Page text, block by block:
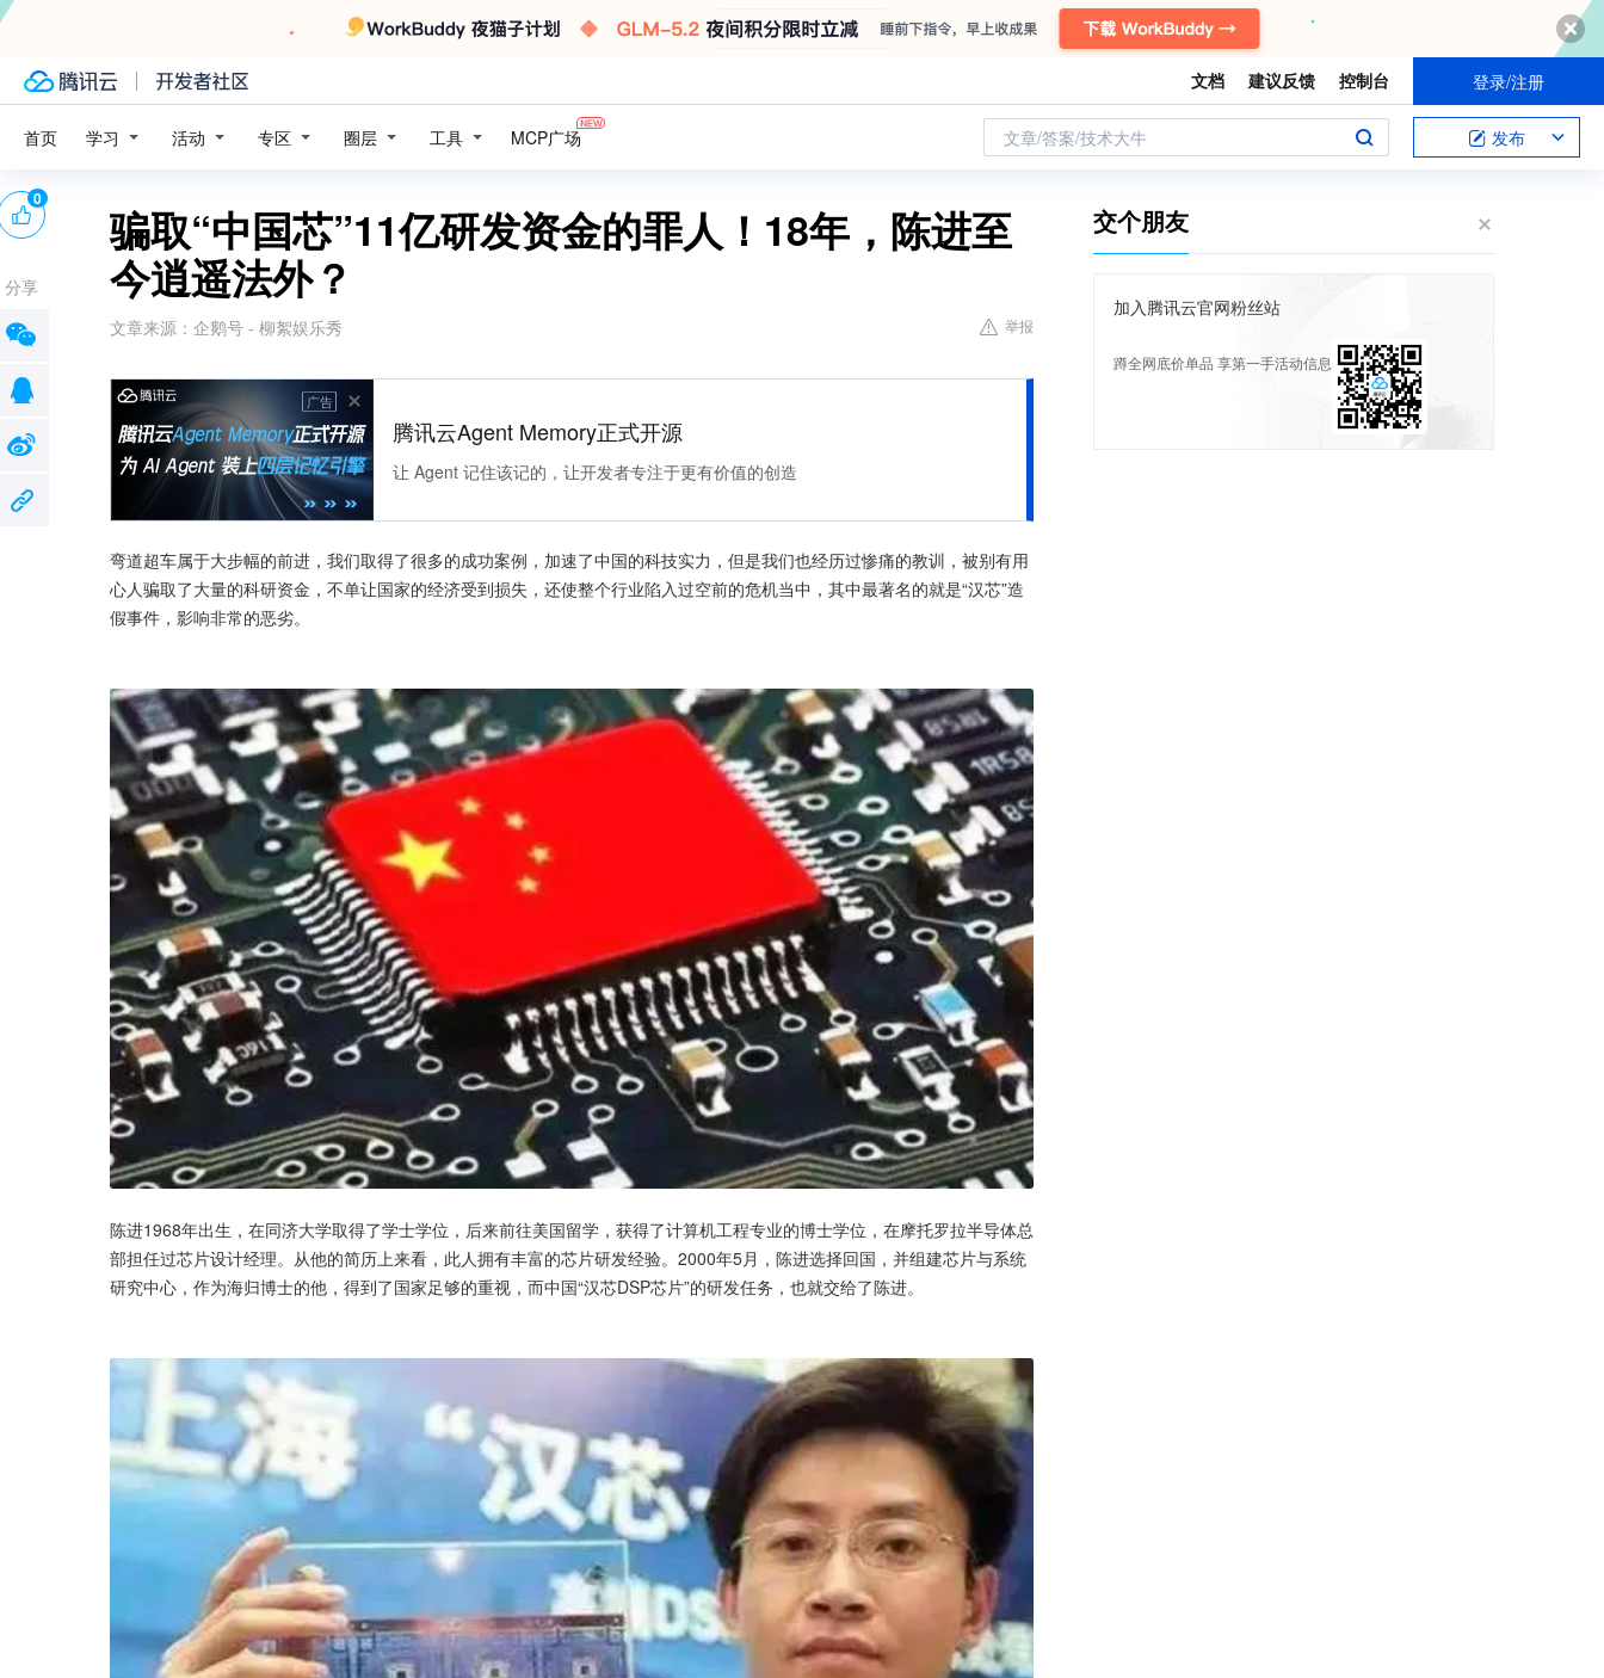
文档 建议反馈 控制台 登录/注册
首页 学习 活动 专区 圈层 工具 MCP广场 文章/答案/技术大牛 发布
骗取“中国芯”11亿研发资金的罪人！18年，陈进至
今逍遥法外？
文章来源： 企鹅号 - 柳絮娱乐秀 举报
广告
腾讯云Agent Memory正式开源
让 Agent 记住该记的，让开发者专注于更有价值的创造
弯道超车属于大步幅的前进，我们取得了很多的成功案例，加速了中国的科技实力，但是我们也经历过惨痛的教训，被别有用
心人骗取了大量的科研资金，不单让国家的经济受到损失，还使整个行业陷入过空前的危机当中，其中最著名的就是“汉芯”造
假事件，影响非常的恶劣。
陈进1968年出生，在同济大学取得了学士学位，后来前往美国留学，获得了计算机工程专业的博士学位，在摩托罗拉半导体总
部担任过芯片设计经理。从他的简历上来看，此人拥有丰富的芯片研发经验。2000年5月，陈进选择回国，并组建芯片与系统
研究中心，作为海归博士的他，得到了国家足够的重视，而中国“汉芯DSP芯片”的研发任务，也就交给了陈进。
0
分享
交个朋友
加入腾讯云官网粉丝站
蹲全网底价单品 享第一手活动信息